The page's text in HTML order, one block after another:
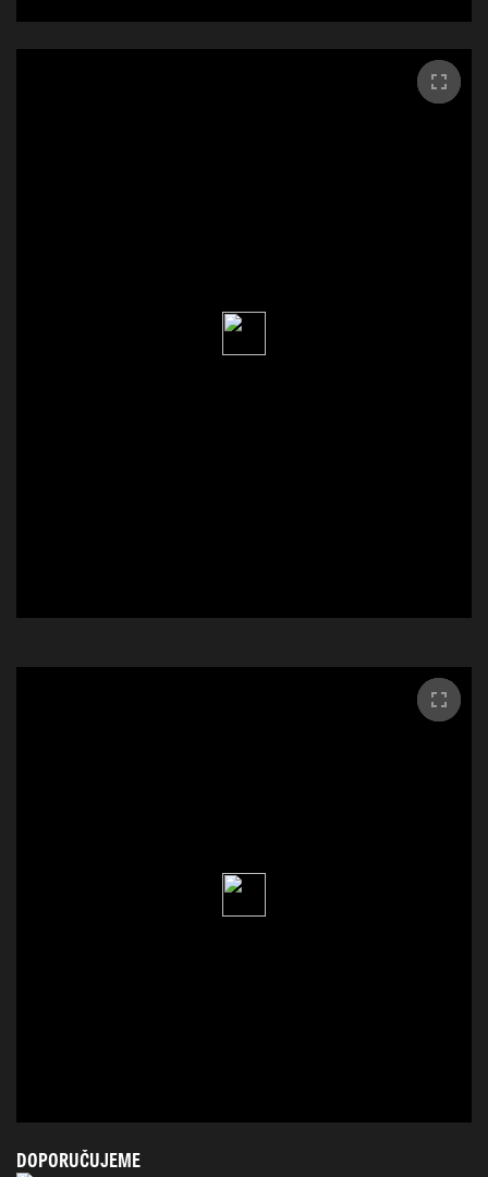
DOPORUČUJEME